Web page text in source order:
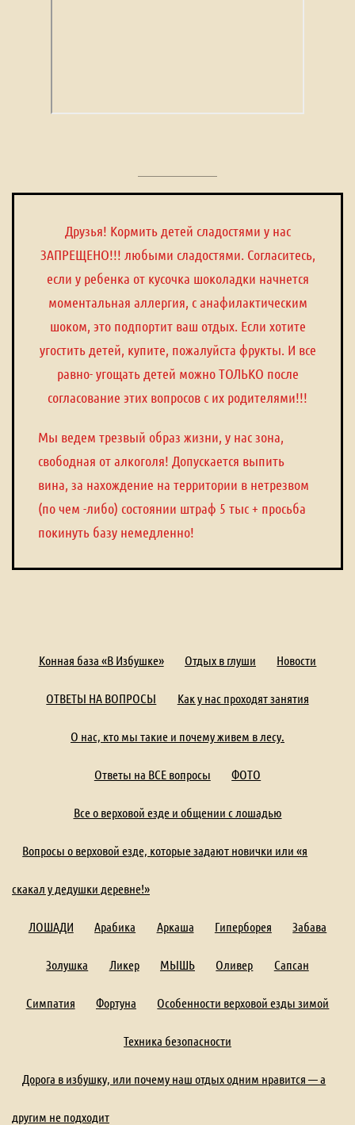
Друзья! Кормить детей сладостями у нас
ЗАПРЕЩЕНО!!! любыми сладостями. Согласитесь,
если у ребенка от кусочка шоколадки начнется
моментальная аллергия, с анафилактическим
шоком, это подпортит ваш отдых. Если хотите
угостить детей, купите, пожалуйста фрукты. И все
равно- угощать детей можно ТОЛЬКО после
согласование этих вопросов с их родителями!!!
Мы ведем трезвый образ жизни, у нас зона,
свободная от алкоголя! Допускается выпить
вина, за нахождение на территории в нетрезвом
(по чем -либо) состоянии штраф 5 тыс + просьба
покинуть базу немедленно!
Конная база «В Избушке» Отдых в глуши Новости
ОТВЕТЫ НА ВОПРОСЫ Как у нас проходят занятия
О нас, кто мы такие и почему живем в лесу.
Ответы на ВСЕ вопросы ФОТО
Все о верховой езде и общении с лошадью
Вопросы о верховой езде, которые задают новички или «я
скакал у дедушки деревне!»
ЛОШАДИ Арабика Аркаша Гиперборея Забава
Золушка Ликер МЫШЬ Оливер Сапсан
Симпатия Фортуна Особенности верховой езды зимой
Техника безопасности
Дорога в избушку, или почему наш отдых одним нравится — а
другим не подходит